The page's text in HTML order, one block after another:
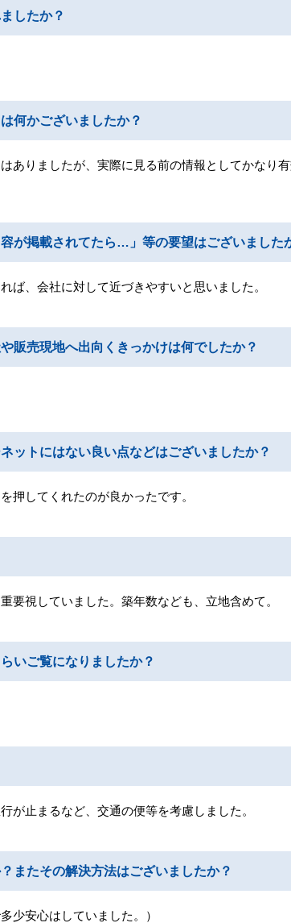
したか？
何かございましたか？
りましたが、実際に見る前の情報としてかなり有
が掲載されてたら…」等の要望はございました
ば、会社に対して近づきやすいと思いました。
販売現地へ出向くきっかけは何でしたか？
ットにはない良い点などはございましたか？
押してくれたのが良かったです。
要視していました。築年数なども、立地含めて。
いご覧になりましたか？
が止まるなど、交通の便等を考慮しました。
またその解決方法はございましたか？
少安心はしていました。）